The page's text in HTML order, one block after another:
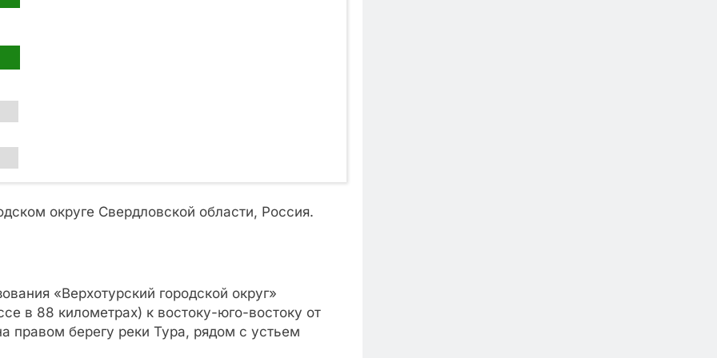
округе Свердловской области, Россия.
«Верхотурский городской округ»
в 88 километрах) к востоку-юго-востоку от
правом берегу реки Тура, рядом с устьем